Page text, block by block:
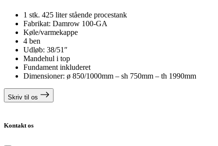
1 stk. 425 liter stående procestank
Fabrikat: Damrow 100-GA
Køle/varmekappe
4 ben
Udløb: 38/51″
Mandehul i top
Fundament inkluderet
Dimensioner: ø 850/1000mm – sh 750mm – th 1990mm
Skriv til os
Kontakt os